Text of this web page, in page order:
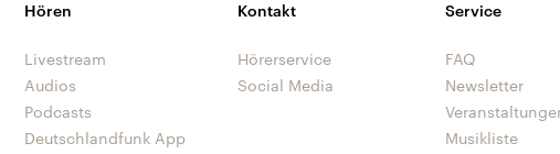
Hören
Livestream
Audios
Podcasts
Deutschlandfunk App
Kontakt
Hörerservice
Social Media
Service
FAQ
Newsletter
Musikliste